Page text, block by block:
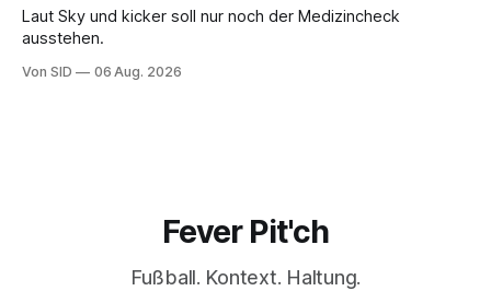
Laut Sky und kicker soll nur noch der Medizincheck
ausstehen.
Von SID 06 Aug. 2026
Fever Pit'ch
Fußball. Kontext. Haltung.